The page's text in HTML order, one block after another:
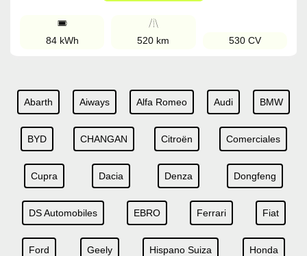
84 kWh 520 km 530 CV
Abarth Aiways Alfa Romeo Audi BMW
BYD CHANGAN Citroën Comerciales
Cupra Dacia Denza Dongfeng
DS Automobiles EBRO Ferrari Fiat
Ford Geely Hispano Suiza Honda